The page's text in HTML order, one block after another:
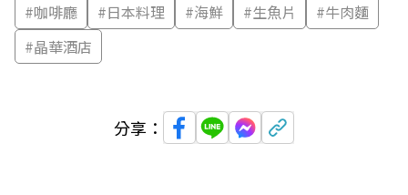
#咖啡廳 #日本料理 #海鮮 #生魚片 #牛肉麵
#晶華酒店
分享：